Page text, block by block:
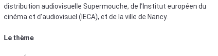
distribution audiovisuelle Supermouche, de l’Institut européen du
cinéma et d’audiovisuel (IECA), et de la ville de Nancy.
Le thème